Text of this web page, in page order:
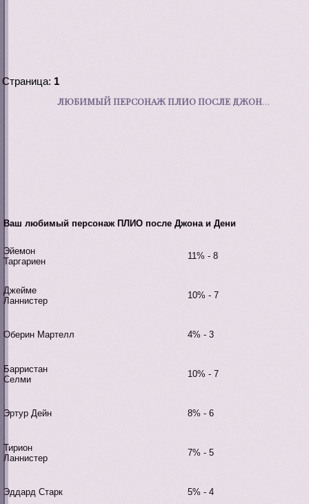
ЛЮБИМЫЙ ПЕРСОНАЖ ПЛИО ПОСЛЕ ДЖОНА И ДЕНИ. ГРУППОВОЙ ЭТАП. РАУНД 4.
Страница: 1
Ваш любимый персонаж ПЛИО после Джона и Дени
Эйемон
Таргариен
11% - 8
Джейме
Ланнистер
10% - 7
Оберин Мартелл 4% - 3
Барристан
Селми
10% - 7
Эртур Дейн 8% - 6
Тирион
Ланнистер
7% - 5
Эддард Старк 5% - 4